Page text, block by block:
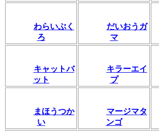
わらいぶく
ろ
だいおうガ
マ
キャットバ
ット
キラーエイ
プ
まほうつか
い
マージマタ
ンゴ